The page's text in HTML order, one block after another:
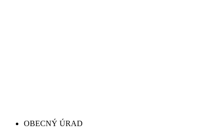
OBECNÝ ÚRAD